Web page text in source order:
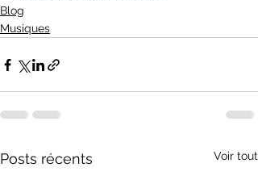
Blog
Musiques
Posts récents Voir tout